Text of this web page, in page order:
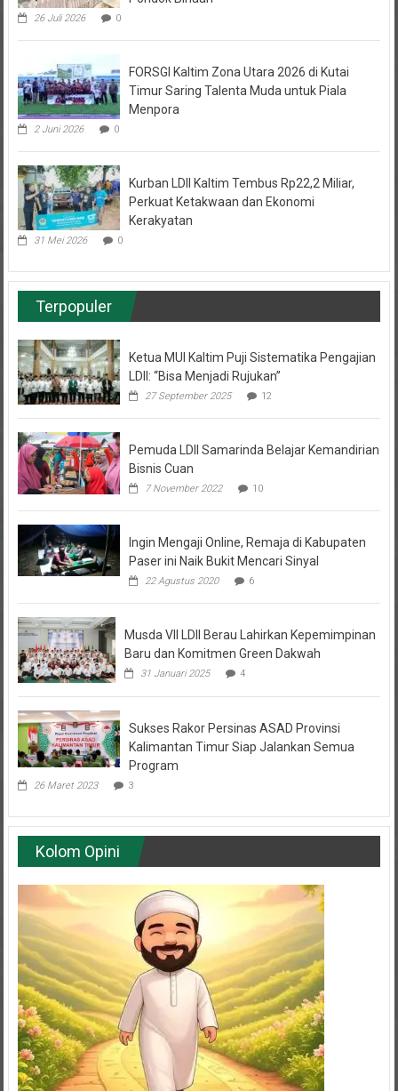
Timur Saring Talenta Muda untuk Piala
Menpora
2 Juni 2026 0
Perkuat Ketakwaan dan Ekonomi
Kerakyatan
31 Mei 2026 0
Terpopuler
LDII: “Bisa Menjadi Rujukan”
27 September 2025 12
Bisnis Cuan
7 November 2022
Paser ini Naik Bukit Mencari Sinyal
22 Agustus 2020 6
Baru dan Komitmen Green Dakwah
31 Januari 2025 4
Kalimantan Timur Siap Jalankan Semua
Program
26 Maret 2023 3
Kolom Opini
Opini